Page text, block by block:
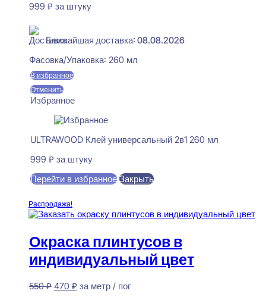
999 ₽ за штуку
Ближайшая доставка: 08.08.2026
Фасовка/Упаковка: 260 мл
В избранное
Отменить
Избранное
ULTRAWOOD Клей универсальный 2в1 260 мл
999 ₽ за штуку
Перейти в избранное Закрыть
Распродажа!
Окраска плинтусов в
индивидуальный цвет
550₽ Первоначальная
470 ₽Текущая
за метр / пог